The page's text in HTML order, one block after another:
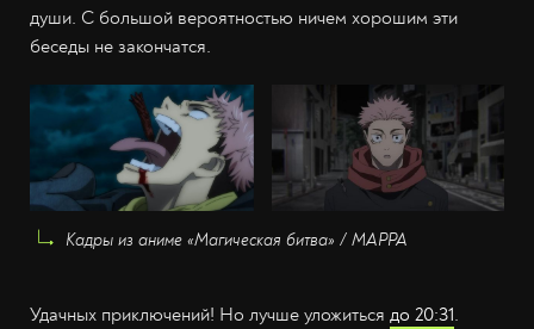
души. С большой вероятностью ничем хорошим эти
беседы не закончатся.
Кадры из аниме «Магическая битва» / MAPPA
Удачных приключений! Но лучше уложиться до 20:31.